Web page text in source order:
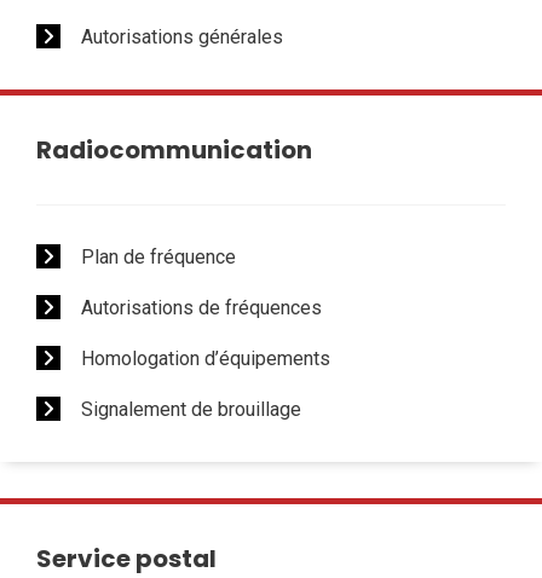
Autorisations générales
Radiocommunication
Plan de fréquence
Autorisations de fréquences
Homologation d’équipements
Signalement de brouillage
Service postal